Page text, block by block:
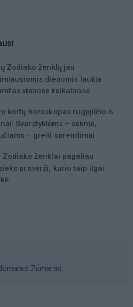
Zodiako ženklų jau
dienomis laukia
visuose reikaluose
kortų horoskopas rugpjūčio 6
Svarstyklėms – sėkmė,
– greiti sprendimai
Zodiako ženklai pagaliau
proveržį, kurio taip ilgai
Zumaras